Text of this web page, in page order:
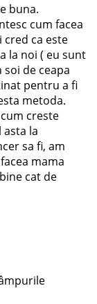
buna.
cum facea
cred ca este
la noi ( eu sunt
soi de ceapa
pentru a fi
metoda.
creste
la
sa fi, am
mama
cat de